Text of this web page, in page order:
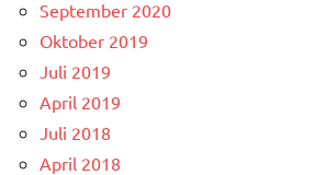
September 2020
Oktober 2019
Juli 2019
April 2019
Juli 2018
April 2018